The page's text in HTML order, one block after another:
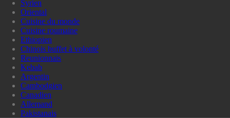
Syrien
Oriental
Cuisine du monde
Cuisine roumaine
Ethiopien
Chinois buffet à volonté
Reunionnais
Kebab
Argentin
Cambodgien
Canadien
Allemand
Pakistanais